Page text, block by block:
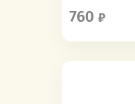
760